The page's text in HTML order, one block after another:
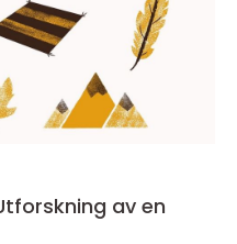
av en